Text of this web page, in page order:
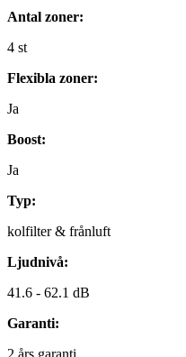
Antal zoner:
4 st
Flexibla zoner:
Ja
Boost:
Ja
Typ:
kolfilter & frånluft
Ljudnivå:
41.6 - 62.1 dB
Garanti:
2 års garanti